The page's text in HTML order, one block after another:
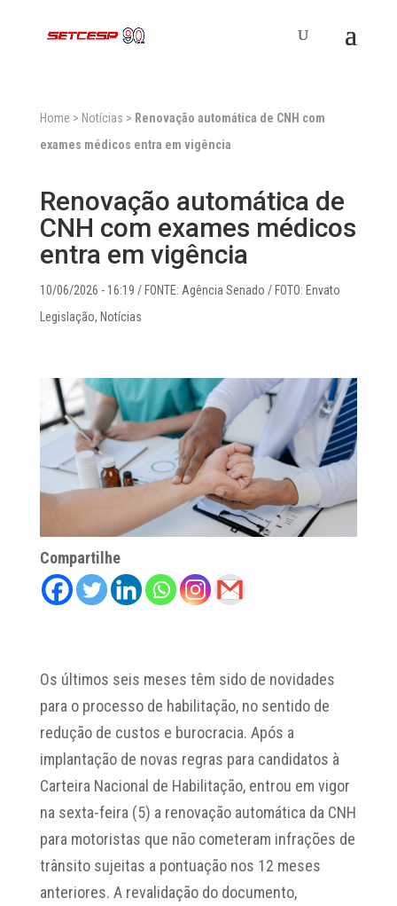
Home > Notícias > Renovação automática de CNH com
exames médicos entra em vigência
Renovação automática de
CNH com exames médicos
entra em vigência
10/06/2026 - 16:19 / FONTE: Agência Senado / FOTO: Envato
Legislação, Notícias
Compartilhe
Os últimos seis meses têm sido de novidades
para o processo de habilitação, no sentido de
redução de custos e burocracia. Após a
implantação de novas regras para candidatos à
Carteira Nacional de Habilitação, entrou em vigor
na sexta-feira (5) a renovação automática da CNH
para motoristas que não cometeram infrações de
trânsito sujeitas a pontuação nos 12 meses
anteriores. A revalidação do documento,